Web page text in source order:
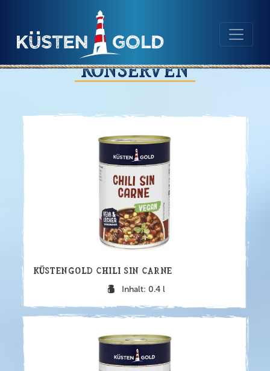
Inhalt
Konserven
Küstengold Chili sin Carne
Inhalt: 0.4 l